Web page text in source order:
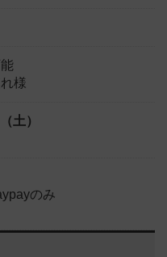
様
土）
のみ